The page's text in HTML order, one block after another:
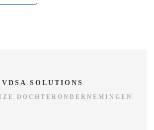
VDSA SOLUTIONS
DOCHTERONDERNEMINGEN